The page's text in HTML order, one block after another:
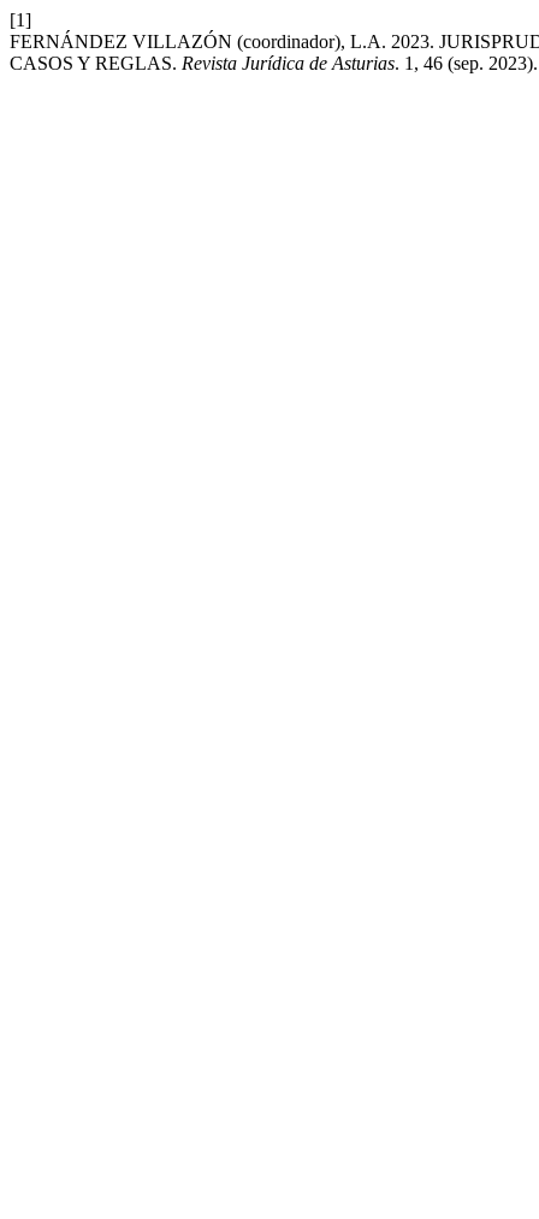
[1]
FERNÁNDEZ VILLAZÓN (coordinador), L.A. 2023.
CASOS Y REGLAS. Revista Jurídica de Asturias. 1, 46 (sep. 2023).